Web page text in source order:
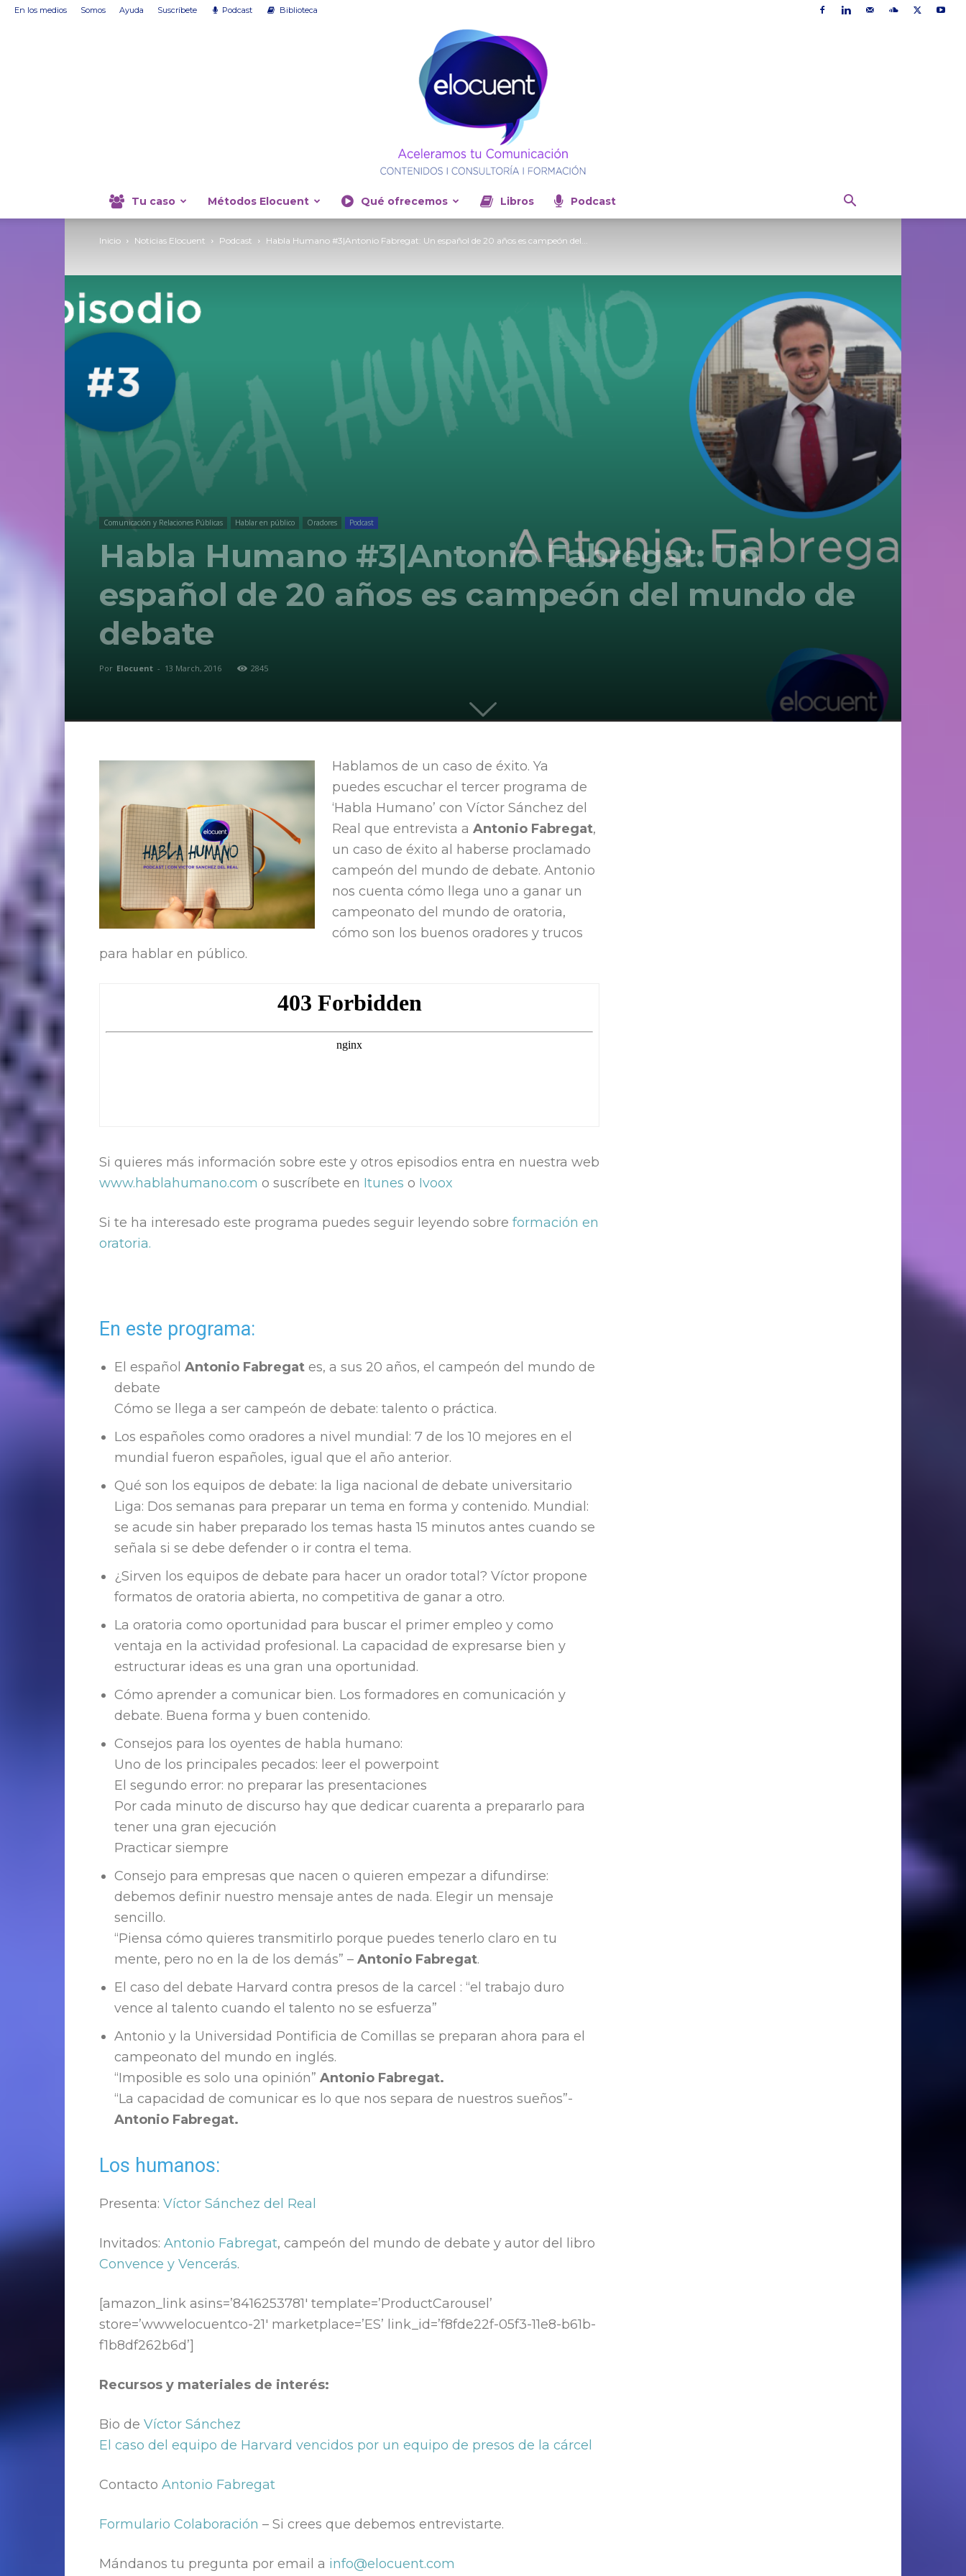
En los medios Somos Ayuda Suscríbete Podcast Biblioteca
Comunicación
para
que
liderar
Tu caso Métodos Elocuent Qué ofrecemos Libros Podcast
Inicio Noticias Elocuent Podcast Habla Humano #3|Antonio Fabregat: Un español de 20 años es campeón del...
Comunicación y Relaciones Públicas Hablar en público Oradores Podcast
Habla Humano #3|Antonio Fabregat: Un
español de 20 años es campeón del mundo de
debate
Por Elocuent - 13 March, 2016 2845
Hablamos de un caso de éxito. Ya
puedes escuchar el tercer programa de
‘Habla Humano’ con Víctor Sánchez del
Real que entrevista a Antonio Fabregat,
un caso de éxito al haberse proclamado
campeón del mundo de debate. Antonio
nos cuenta cómo llega uno a ganar un
campeonato del mundo de oratoria,
cómo son los buenos oradores y trucos
para hablar en público.
Si quieres más información sobre este y otros episodios entra en nuestra web
www.hablahumano.com o suscríbete en Itunes o Ivoox
Si te ha interesado este programa puedes seguir leyendo sobre formación en
oratoria.
En este programa:
El español Antonio Fabregat es, a sus 20 años, el campeón del mundo de
debate
Cómo se llega a ser campeón de debate: talento o práctica.
Los españoles como oradores a nivel mundial: 7 de los 10 mejores en el
mundial fueron españoles, igual que el año anterior.
Qué son los equipos de debate: la liga nacional de debate universitario
Liga: Dos semanas para preparar un tema en forma y contenido. Mundial:
se acude sin haber preparado los temas hasta 15 minutos antes cuando se
señala si se debe defender o ir contra el tema.
¿Sirven los equipos de debate para hacer un orador total? Víctor propone
formatos de oratoria abierta, no competitiva de ganar a otro.
La oratoria como oportunidad para buscar el primer empleo y como
ventaja en la actividad profesional. La capacidad de expresarse bien y
estructurar ideas es una gran una oportunidad.
Cómo aprender a comunicar bien. Los formadores en comunicación y
debate. Buena forma y buen contenido.
Consejos para los oyentes de habla humano:
Uno de los principales pecados: leer el powerpoint
El segundo error: no preparar las presentaciones
Por cada minuto de discurso hay que dedicar cuarenta a prepararlo para
tener una gran ejecución
Practicar siempre
Consejo para empresas que nacen o quieren empezar a difundirse:
debemos definir nuestro mensaje antes de nada. Elegir un mensaje
sencillo.
“Piensa cómo quieres transmitirlo porque puedes tenerlo claro en tu
mente, pero no en la de los demás” – Antonio Fabregat.
El caso del debate Harvard contra presos de la carcel : “el trabajo duro
vence al talento cuando el talento no se esfuerza”
Antonio y la Universidad Pontificia de Comillas se preparan ahora para el
campeonato del mundo en inglés.
“Imposible es solo una opinión” Antonio Fabregat.
“La capacidad de comunicar es lo que nos separa de nuestros sueños”-
Antonio Fabregat.
Los humanos:
Presenta: Víctor Sánchez del Real
Invitados: Antonio Fabregat, campeón del mundo de debate y autor del libro
Convence y Vencerás.
[amazon_link asins=’8416253781′ template=’ProductCarousel’
store=’wwwelocuentco-21′ marketplace=’ES’ link_id=’f8fde22f-05f3-11e8-b61b-
f1b8df262b6d’]
Recursos y materiales de interés:
Bio de Víctor Sánchez
El caso del equipo de Harvard vencidos por un equipo de presos de la cárcel
Contacto Antonio Fabregat
Formulario Colaboración – Si crees que debemos entrevistarte.
Mándanos tu pregunta por email a info@elocuent.com